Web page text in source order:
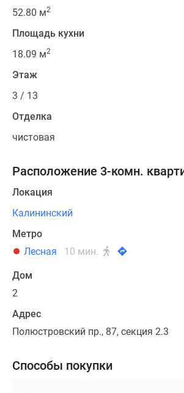
52.80 м2
Площадь кухни
18.09 м2
Этаж
3 / 13
Отделка
чистовая
Расположение 3-комн.
Локация
Калининский
Метро
Лесная
10 мин.
Дом
2
Адрес
Полюстровский пр., 87, секция 2.3
Способы покупки